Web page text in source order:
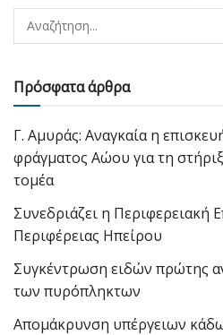
Πρόσφατα άρθρα
Γ. Αμυράς: Αναγκαία η
φράγματος Αώου για τη
τομέα
Συνεδριάζει η Περιφερειακή
Περιφέρειας Ηπείρου
Συγκέντρωση ειδών πρώτης
των πυρόπληκτων
Απομάκρυνση υπέργειων